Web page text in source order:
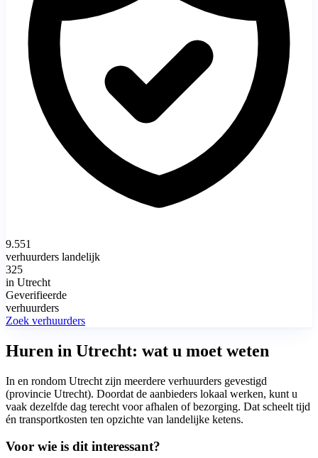
9.551
verhuurders landelijk
325
in Utrecht
Geverifieerde
verhuurders
Zoek verhuurders
Huren in Utrecht: wat u moet weten
In en rondom Utrecht zijn meerdere verhuurders gevestigd
(provincie Utrecht). Doordat de aanbieders lokaal werken, kunt u
vaak dezelfde dag terecht voor afhalen of bezorging. Dat scheelt tijd
én transportkosten ten opzichte van landelijke ketens.
Voor wie is dit interessant?